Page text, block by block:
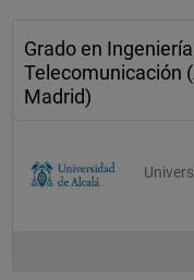
Grado en
Telecomunicación
Madrid)